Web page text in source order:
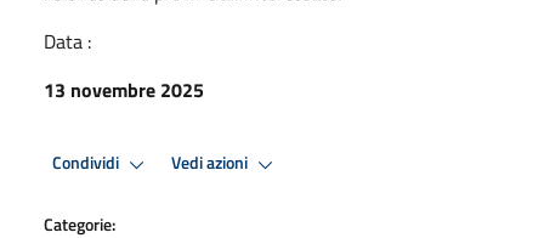
Data :
13 novembre 2025
Condividi Vedi azioni
Categorie: